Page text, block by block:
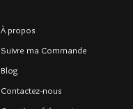
À propos
Suivre ma Commande
Blog
Contactez-nous